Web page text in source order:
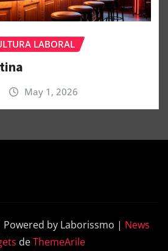
LABORAL
May 1, 2026
by Laborissmo | News
deThemeArile